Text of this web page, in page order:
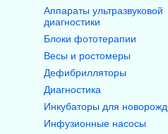
Аппараты ультразвуковой
диагностики
Блоки фототерапии
Весы и ростомеры
Дефибрилляторы
Диагностика
Инкубаторы для
Инфузионные насосы